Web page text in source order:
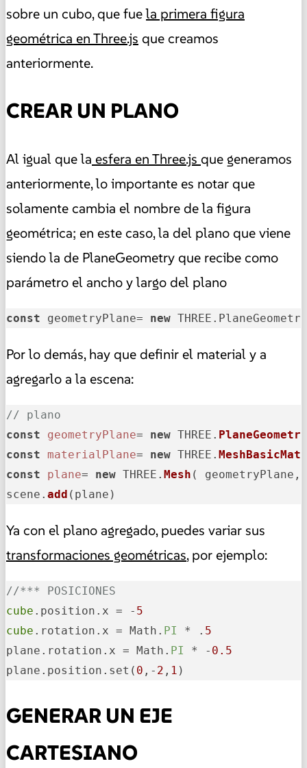
sobre un cubo, que fuela primera figura
geométrica en Three.js que creamos
anteriormente.
CREAR UN PLANO
Al igual que la esfera en Three.js que generamos
anteriormente, lo importante es notar que
solamente cambia el nombre de la figura
geométrica; en este caso, la del plano que viene
siendo la de PlaneGeometry que recibe como
parámetro el ancho y largo del plano
const geometryPlane= new
Por lo demás, hay que definir el material y a
agregarlo a la escena:
// plano
const
geometryPlane= new THREE. PlaneGeometry
const
materialPlane= new THREE.
const
plane= new THREE. Mesh (
scene. add (plane)
Ya con el plano agregado, puedes variar sus
transformaciones geométricas, por ejemplo:
//*** POSICIONES
cube .position.x = - 5
cube .rotation.x = Math. PI * . 5
plane.rotation.x = Math. PI * - 0.5
plane.position.set( 0 ,- 2 , 1 )
GENERAR UN EJE
CARTESIANO